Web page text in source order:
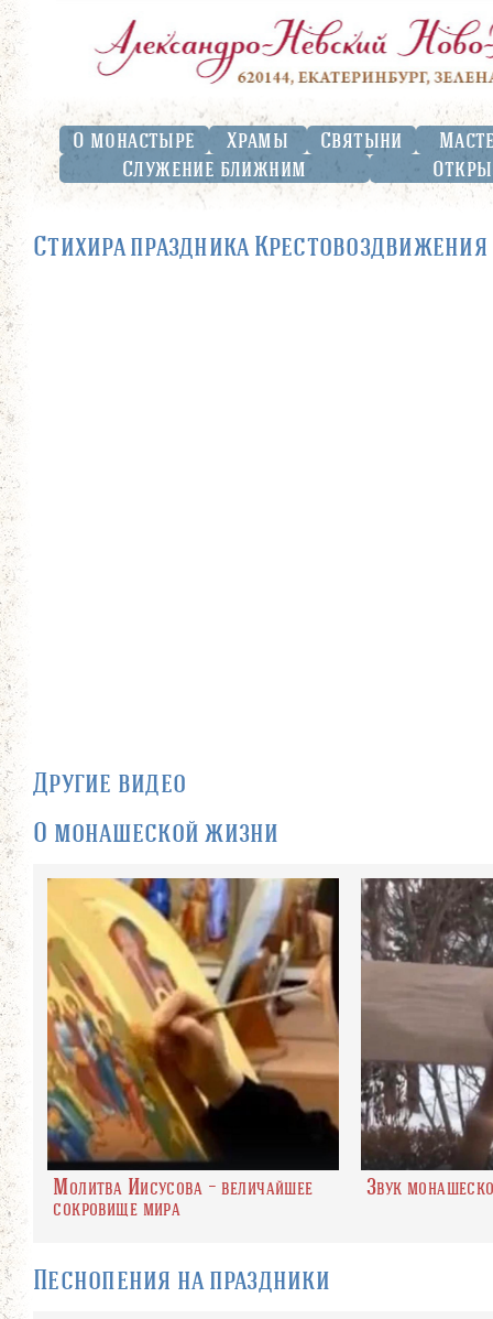
О монастыре Храмы Святыни
Служение ближним
Стихира праздника
Другие видео
О монашеской жизни
Молитва Иисусова – величайшее
сокровище мира
Звук
Песнопения на праздники